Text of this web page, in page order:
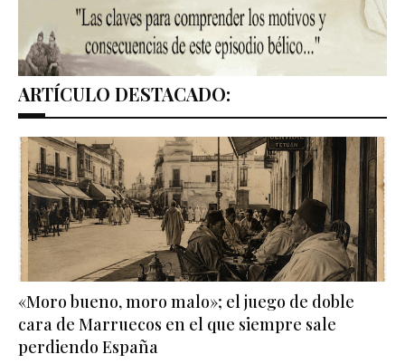
ARTÍCULO DESTACADO:
«Moro bueno, moro malo»; el juego de doble
cara de Marruecos en el que siempre sale
perdiendo España